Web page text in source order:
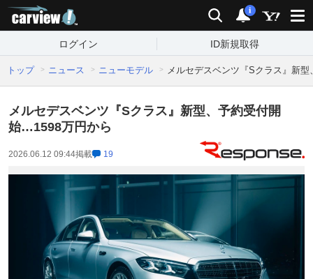
検索 通知
i
ログイン ID新規取得
トップ ニュース ニューモデル メルセデスベンツ『Sクラス』新
メルセデスベンツ『Sクラス』新型、予約受付開
始…1598万円から
2026.06.12 09:44掲載 19